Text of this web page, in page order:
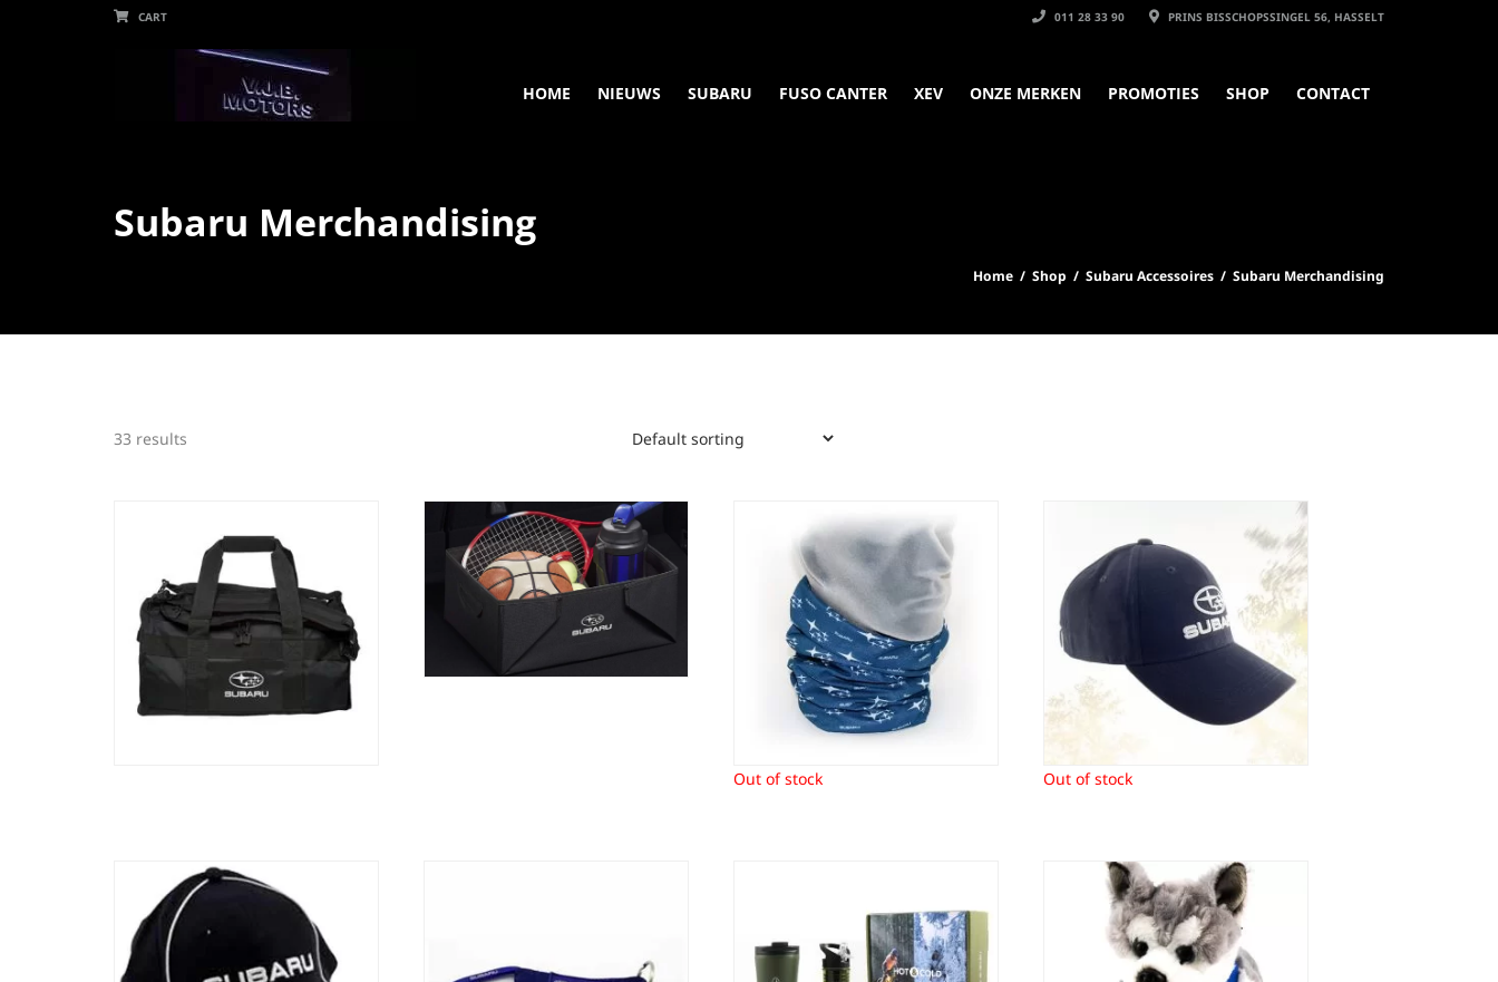
CART 011 28 33 90 PRINS BISSCHOPSSINGEL 56, HASSELT
HOME NIEUWS SUBARU FUSO CANTER XEV ONZE MERKEN PROMOTIES SHOP CONTACT
Subaru Merchandising
Home / Shop / Subaru Accessoires / Subaru Merchandising
33 results
79,50€
Bagagebox Subaru
62,21€
Bandana Subaru
6,90 €
Out of stock
Baseball Cap Navy Subaru
14,90€
Out of stock
Baseball pet Kinderen Subaru
36,91€
Husky Subaru
26,95€